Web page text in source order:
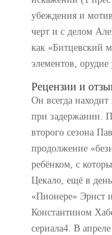
убеждения и
черт и с делом
как «Битцевский
элементов,
Рецензии и
Он всегда
при задержании.
второго сезона
продолжение
ребёнком, с
Цекало, ещё в
«Пионере» Эрнст
Константином
сериала4. В